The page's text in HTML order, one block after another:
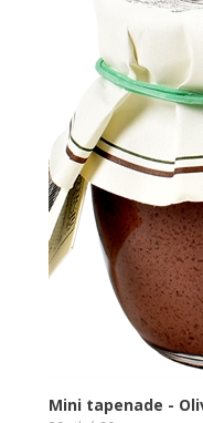
Mini tapenade -